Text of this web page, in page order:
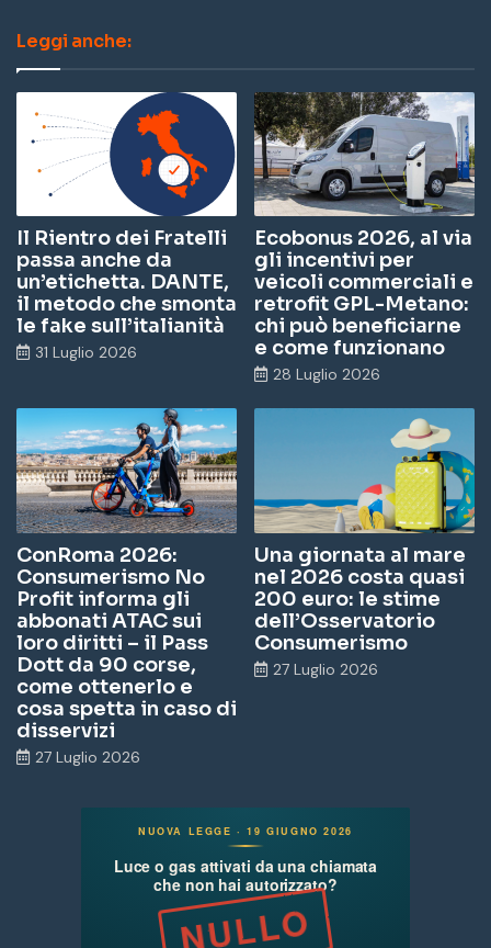
ok
In
be
ra
m
Leggi anche:
Il Rientro dei Fratelli
passa anche da
un’etichetta. DANTE,
il metodo che smonta
le fake sull’italianità
31 Luglio 2026
Ecobonus 2026, al via
gli incentivi per
veicoli commerciali e
retrofit GPL-Metano:
chi può beneficiarne
e come funzionano
28 Luglio 2026
ConRoma 2026:
Consumerismo No
Profit informa gli
abbonati ATAC sui
loro diritti – il Pass
Dott da 90 corse,
come ottenerlo e
cosa spetta in caso di
disservizi
27 Luglio 2026
Una giornata al mare
nel 2026 costa quasi
200 euro: le stime
dell’Osservatorio
Consumerismo
27 Luglio 2026